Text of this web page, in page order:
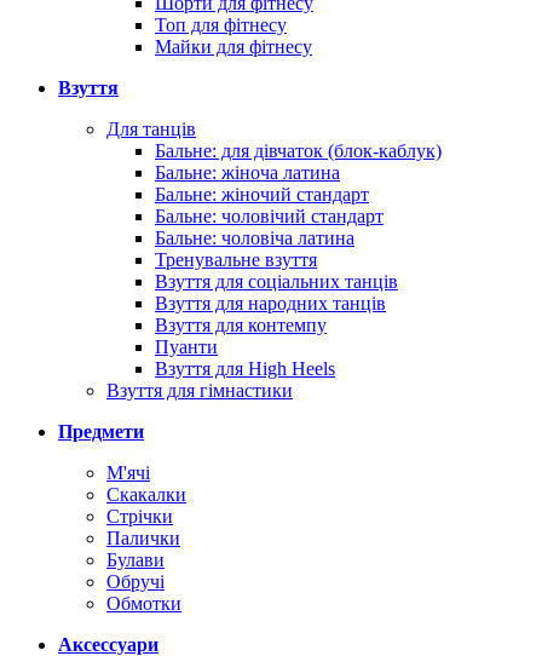
Топ для фітнесу
Майки для фітнесу
Взуття
Для танців
Бальне: для дівчаток (блок-каблук)
Бальне: жіноча латина
Бальне: жіночий стандарт
Бальне: чоловічий стандарт
Бальне: чоловіча латина
Тренувальне взуття
Взуття для соціальних танців
Взуття для народних танців
Взуття для контемпу
Пуанти
Взуття для High Heels
Взуття для гімнастики
Предмети
М'ячі
Скакалки
Стрічки
Палички
Булави
Обручі
Обмотки
Аксессуари